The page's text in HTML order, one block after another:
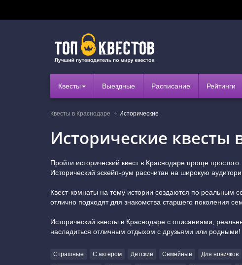
Квесты Выездные Расписание Рейтинги
Квесты в Краснодаре Исторические
Исторические квесты
Пройти исторический квест в Краснодаре проще
Исторический эскейп-рум рассчитан на широкую
Квест-комнаты на тему истории создаются по реальным
отлично подходят для знакомства старшего поколения
Исторический квесты в Краснодаре с описаниями,
насладиться отличным отдыхом с друзьями или родными!
Страшные С актером Детские Семейные Для новичков